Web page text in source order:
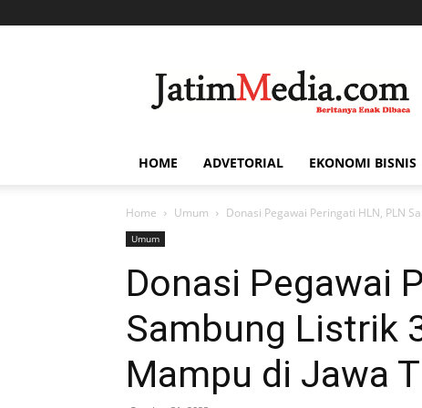
Media
HOME ADVETORIAL EKONOMI BISNIS
Home Umum Donasi Pegawai Peringati HLN, PLN
Umum
Donasi Pegawai
Sambung Listrik
Mampu di Jawa